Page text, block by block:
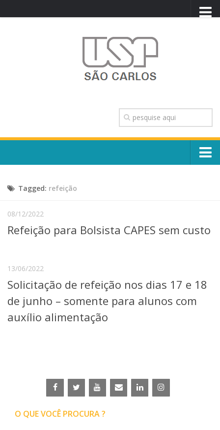
TRANSPARÊNCIA
OUVIDORIA
CONTATO
Escola, Institutos e Órgãos
Núcleos e Comissões
Telefones e Mapas
Graduação
Pós-Graduação
Educação a distância
Cursos de Extensão
Pesquisa e Inovação
Empresas Juniores
Extensão à Comunidade
Projetos, Programas e Cursos
Artes, Cultura e Esportes
Tagged: refeição
08/12/2022
Refeição para Bolsista CAPES sem custo
13/06/2022
Solicitação de refeição nos dias 17 e 18
de junho – somente para alunos com
auxílio alimentação
O QUE VOCÊ PROCURA ?